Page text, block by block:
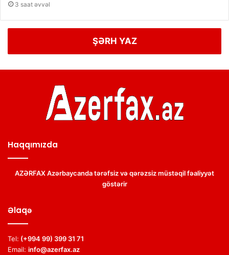
3 saat əvvəl
ŞƏRH YAZ
Haqqımızda
AZƏRFAX Azərbaycanda tərəfsiz və qərəzsiz müstəqil fəaliyyət
göstərir
Əlaqə
Tel: (+994 99) 399 31 71
Email: info@azerfax.az